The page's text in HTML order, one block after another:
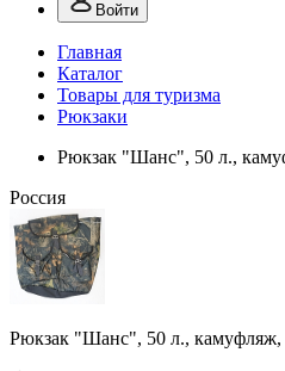
Войти
Главная
Каталог
Товары для туризма
Рюкзаки
Рюкзак "Шанс", 50 л.,
Россия
Рюкзак "Шанс", 50 л., камуфляж,